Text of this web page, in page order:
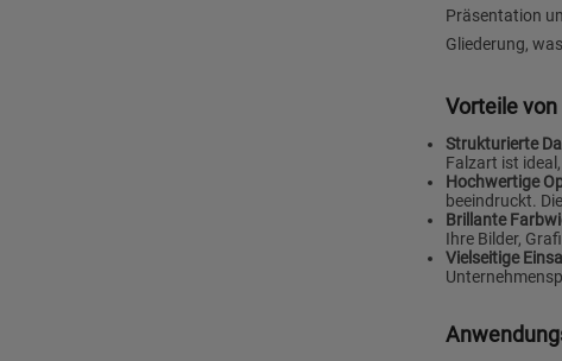
Präsentation
Gliederung,
Vorteile
Strukturierte
Falzart ist
Hochwertige
beeindruckt.
Brillante
Ihre Bilder,
Vielseitige